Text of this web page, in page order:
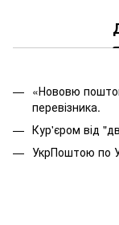
«Нововю
перевізника.
Кур'єром від
УкрПоштою по